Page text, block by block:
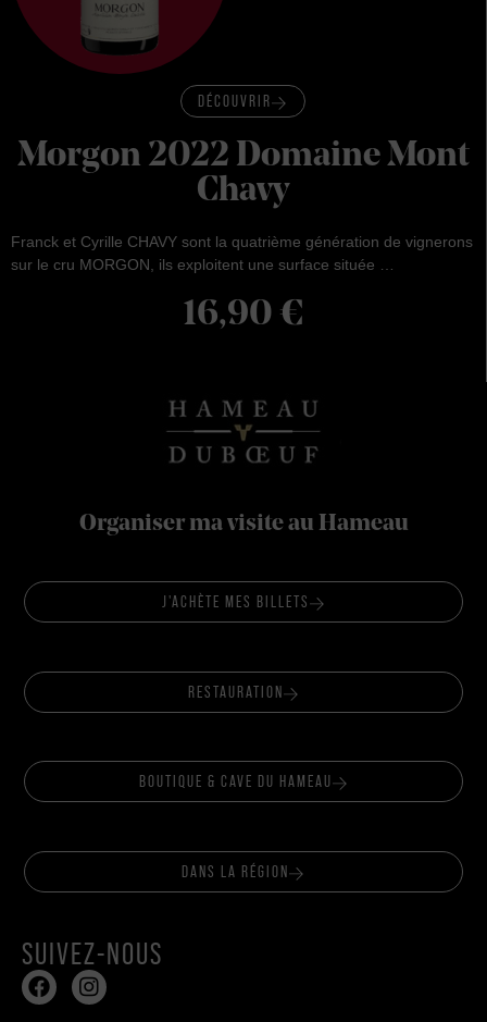
DÉCOUVRIR
Morgon 2022 Domaine Mont
Chavy
Franck et Cyrille CHAVY sont la quatrième génération de vignerons
sur le cru MORGON, ils exploitent une surface située …
16,90 €
Organiser ma visite au Hameau
J'ACHÈTE MES BILLETS
RESTAURATION
BOUTIQUE & CAVE DU HAMEAU
DANS LA RÉGION
SUIVEZ-NOUS